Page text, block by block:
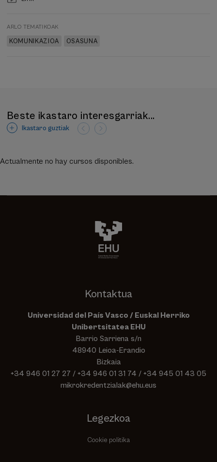
ARLO TEMATIKOAK
KOMUNIKAZIOA OSASUNA
Beste ikastaro interesgarriak...
Ikastaro guztiak
Actualmente no hay cursos disponibles.
Kontaktua
Universidad del País Vasco / Euskal Herriko
Unibertsitatea EHU
Barrio Sarriena s/n
48940 Leioa-Erandio
Bizkaia
+34 946 01 27 27 / +34 946 01 31 74 / +34 945 01 43 05
mikrokredentzialak@ehu.eus
Legezkoa
Cookie politika